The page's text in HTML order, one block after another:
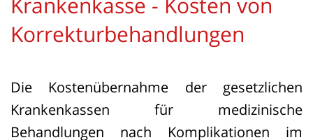
Kanülen überhaupt als „operativ
plastisch-chirurgische Eingriffe“ gelten.
Die Ärzte argumentierten, nur klassische
Hautschnitt seien erfasst; Injektionen
seien weniger invasiv und daher nicht
Korrekturbehandlungen
Die Kostenübernahme der gesetzlichen
Krankenkassen für medizinische
Behandlungen nach Komplikationen im